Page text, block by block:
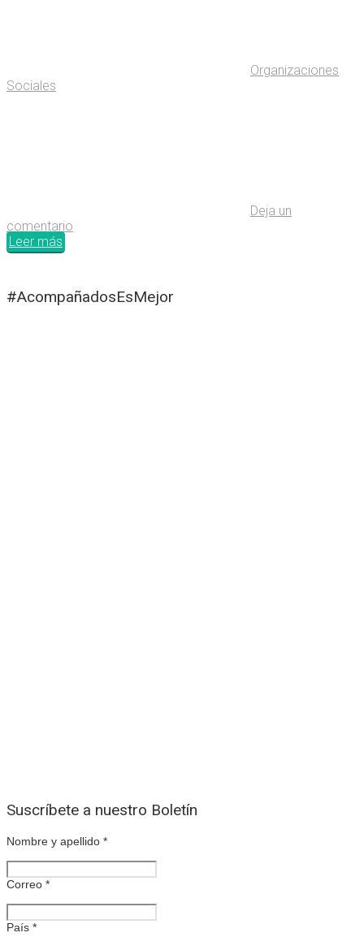
Organizaciones
Sociales
Deja un
comentario
Leer más
#AcompañadosEsMejor
Suscríbete a nuestro Boletín
Nombre y apellido *
Correo *
País *